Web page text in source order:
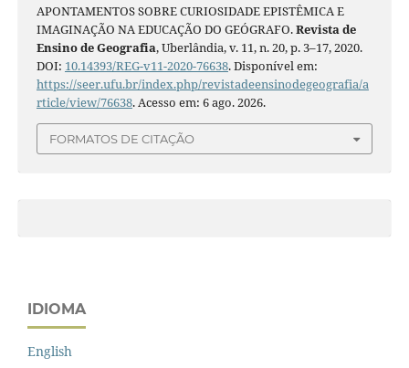
APONTAMENTOS SOBRE CURIOSIDADE EPISTÊMICA E
IMAGINAÇÃO NA EDUCAÇÃO DO GEÓGRAFO.Revista de
Ensino de Geografia, Uberlândia, v. 11, n. 20, p. 3–17, 2020.
DOI: 10.14393/REG-v11-2020-76638. Disponível em:
https://seer.ufu.br/index.php/revistadeensinodegeografia/a
rticle/view/76638. Acesso em: 6 ago. 2026.
FORMATOS DE CITAÇÃO
IDIOMA
English